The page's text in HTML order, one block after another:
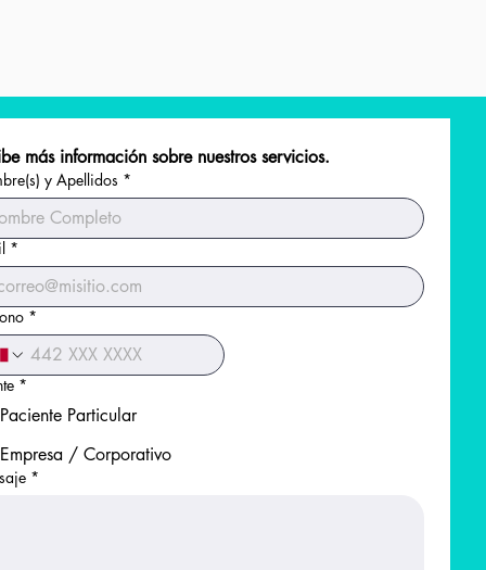
más información sobre nuestros servicios.
y Apellidos *
*
*
*
Paciente Particular
Empresa / Corporativo
*